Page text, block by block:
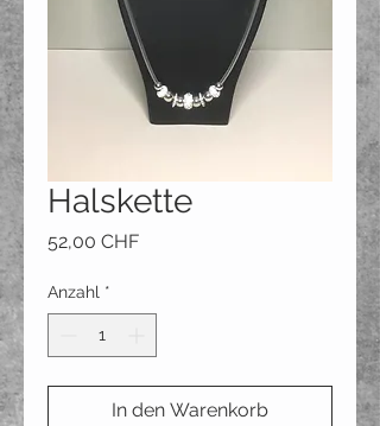
Halskette
52,00 CHFPreis
Anzahl *
In den Warenkorb